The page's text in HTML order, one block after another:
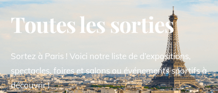
Toutes les sorties
Sortez à Paris ! Voici notre liste de d’expositions,
spectacles, foires et salons ou événements sportifs à
découvrir !